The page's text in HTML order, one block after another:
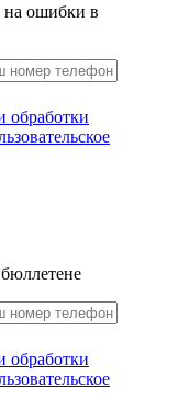
на ошибки в
обработки
обработки